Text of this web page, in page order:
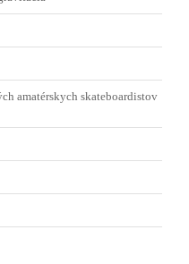
amatérskych skateboardistov